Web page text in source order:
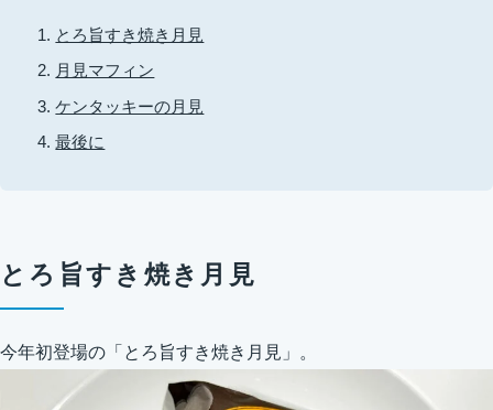
とろ旨すき焼き月見
月見マフィン
ケンタッキーの月見
最後に
とろ旨すき焼き月見
今年初登場の「とろ旨すき焼き月見」。